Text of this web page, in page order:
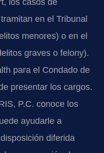
los casos de
en el Tribunal
menores) o en el
graves o felony).
para el Condado de
presentar los cargos.
P.C. conoce los
ayudarle a
diferida